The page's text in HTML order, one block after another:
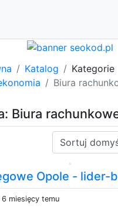
Katalog
Kategorie
Biura
Biura
Sortuj:
Opole - lider-
miesięcy temu